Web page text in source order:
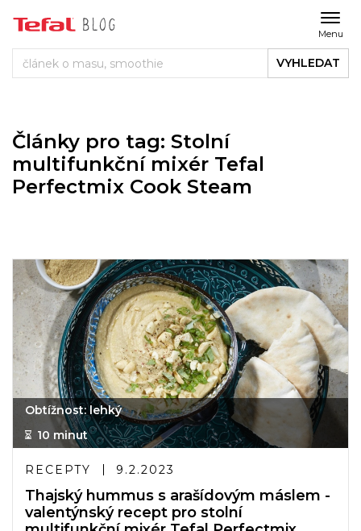
Menu
VYHLEDAT
Články pro tag: Stolní
multifunkční mixér Tefal
Perfectmix Cook Steam
Obtížnost: lehký
10 minut
RECEPTY 9.2.2023
Thajský hummus s arašídovým máslem -
valentýnský recept pro stolní